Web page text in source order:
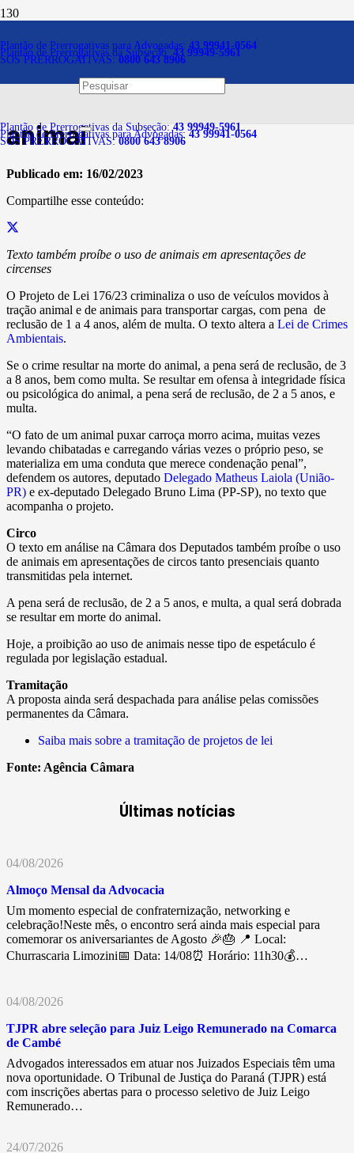
Plantão de Prerrogativas para Advogadas: 43 99941-0564
Plantão de Prerrogativas da Subseção:43 99949-5961
SOS PRERROGATIVAS:0800 643 8906
Plantão de Prerrogativas da Subseção:43 99949-5961
Plantão de Prerrogativas para Advogadas:43 99941-0564
SOS PRERROGATIVAS:0800 643 8906
Projeto criminaliza o uso de
veículos movidos à tração
animal
Publicado em: 16/02/2023
Compartilhe esse conteúdo:
Texto também proíbe o uso de animais em apresentações de
circenses
O Projeto de Lei 176/23 criminaliza o uso de veículos movidos à
tração animal e de animais para transportar cargas, com pena de
reclusão de 1 a 4 anos, além de multa. O texto altera a Lei de Crimes
Ambientais.
Se o crime resultar na morte do animal, a pena será de reclusão, de 3
a 8 anos, bem como multa. Se resultar em ofensa à integridade física
ou psicológica do animal, a pena será de reclusão, de 2 a 5 anos, e
multa.
“O fato de um animal puxar carroça morro acima, muitas vezes
levando chibatadas e carregando várias vezes o próprio peso, se
materializa em uma conduta que merece condenação penal”,
defendem os autores, deputado Delegado Matheus Laiola (União-
PR) e ex-deputado Delegado Bruno Lima (PP-SP), no texto que
acompanha o projeto.
Circo
O texto em análise na Câmara dos Deputados também proíbe o uso
de animais em apresentações de circos tanto presenciais quanto
transmitidas pela internet.
A pena será de reclusão, de 2 a 5 anos, e multa, a qual será dobrada
se resultar em morte do animal.
Hoje, a proibição ao uso de animais nesse tipo de espetáculo é
regulada por legislação estadual.
Tramitação
A proposta ainda será despachada para análise pelas comissões
permanentes da Câmara.
Saiba mais sobre a tramitação de projetos de lei
Fonte: Agência Câmara
Últimas notícias
04/08/2026
Almoço Mensal da Advocacia
Um momento especial de confraternização, networking e
celebração!Neste mês, o encontro será ainda mais especial para
comemorar os aniversariantes de Agosto 🎉🎂 📍 Local:
Churrascaria Limozini📅 Data: 14/08⏰ Horário: 11h30💰…
04/08/2026
TJPR abre seleção para Juiz Leigo Remunerado na Comarca
de Cambé
Advogados interessados em atuar nos Juizados Especiais têm uma
nova oportunidade. O Tribunal de Justiça do Paraná (TJPR) está
com inscrições abertas para o processo seletivo de Juiz Leigo
Remunerado…
24/07/2026